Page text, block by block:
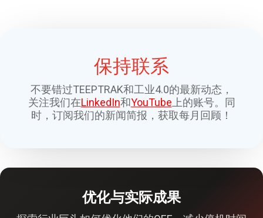
保持联系
不要错过TEEPTRAK和工业4.0的最新动态，
关注我们在LinkedIn和YouTube 上的账号。同
时，订阅我们的新闻简报，获取每月回顾！
优化与实际成果